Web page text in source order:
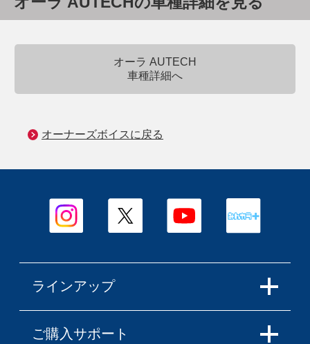
オーラ AUTECH
車種詳細へ
オーナーズボイスに戻る
ラインアップ
ご購入サポート